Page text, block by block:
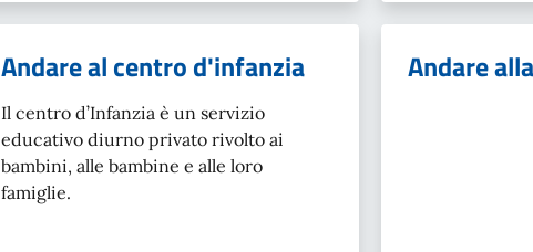
Andare al centro d'infanzia
Il centro d’Infanzia è un servizio
educativo diurno privato rivolto ai
bambini, alle bambine e alle loro
famiglie.
Andare